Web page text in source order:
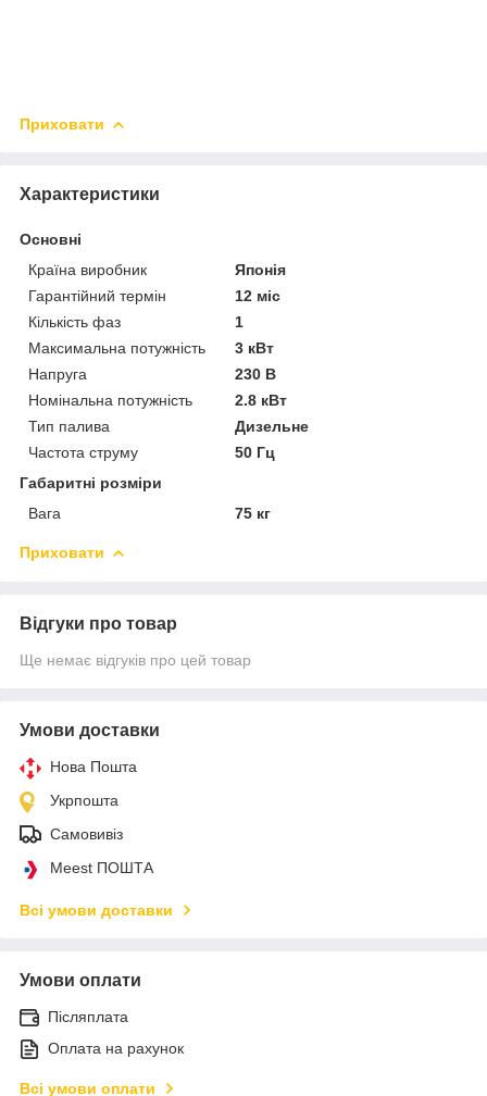
Приховати
Характеристики
Основні
Країна виробник
Японія
Гарантійний термін
12 міс
Кількість фаз
1
Максимальна потужність
3 кВт
Напруга
230 В
Номінальна потужність
2.8 кВт
Тип палива
Дизельне
Частота струму
50 Гц
Габаритні розміри
Вага
75 кг
Приховати
Відгуки про товар
Ще немає відгуків про цей товар
Умови доставки
Нова Пошта
Укрпошта
Самовивіз
Meest ПОШТА
Всі умови доставки
Умови оплати
Післяплата
Оплата на рахунок
Всі умови оплати